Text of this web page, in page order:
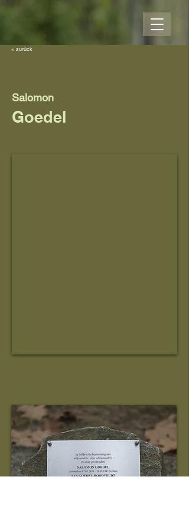
< zurück
Salomon
Goedel